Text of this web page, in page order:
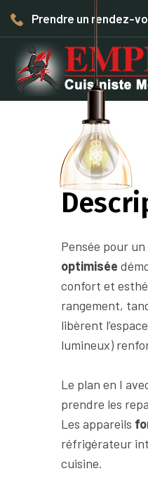
Prendre un rendez-
Pensée pour
optimisée
confort et
rangement,
libèrent
lumineux)
Le plan en I
prendre les
Les appareils
réfrigérateur
cuisine.